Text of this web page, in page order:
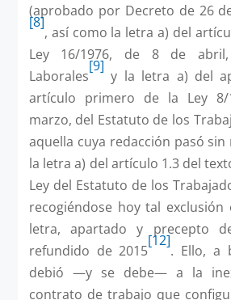
(aprobado por Decreto de 26
[8]
, así como la letra a) del
Ley 16/1976, de 8 de abril,
Laborales
[9]
y la letra a) del
artículo primero de la Ley
marzo, del Estatuto de los
aquella cuya redacción pasó sin
la letra a) del artículo 1.3 del
Ley del Estatuto de los
recogiéndose hoy tal exclusión
letra, apartado y precepto
refundido de 2015
[12]
. Ello, a
debió —y se debe— a la
contrato de trabajo que